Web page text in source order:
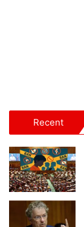
Recent